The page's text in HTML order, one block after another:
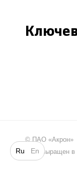
Ru En
Поиск
© ПАО «Акрон»
Сайт выращен в